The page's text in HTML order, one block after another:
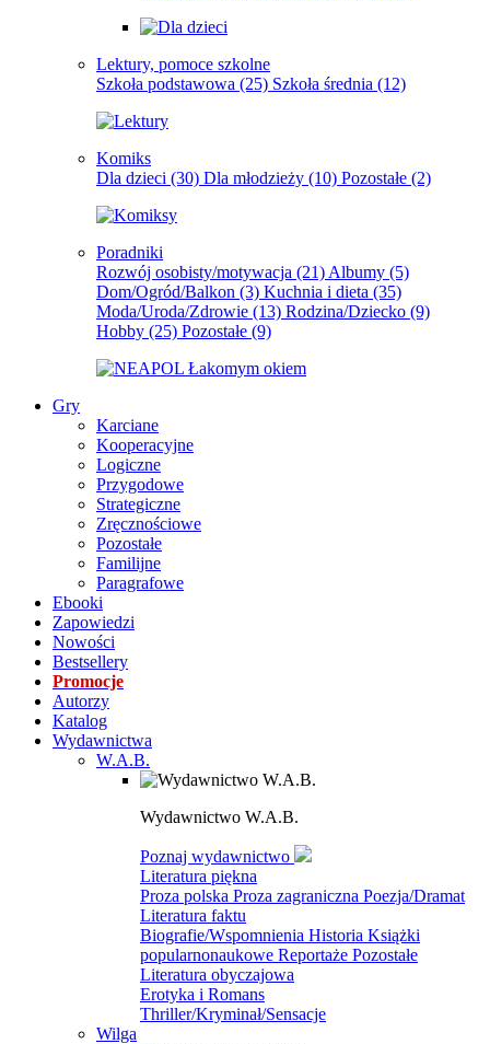
Lektury, pomoce szkolne
Szkoła podstawowa (25) Szkoła średnia (12)
Komiks
Dla dzieci (30) Dla młodzieży (10) Pozostałe (2)
Poradniki
Rozwój osobisty/motywacja (21) Albumy (5)
Dom/Ogród/Balkon (3) Kuchnia i dieta (35)
Moda/Uroda/Zdrowie (13) Rodzina/Dziecko (9)
Hobby (25) Pozostałe (9)
Gry
Karciane
Kooperacyjne
Logiczne
Przygodowe
Strategiczne
Zręcznościowe
Pozostałe
Familijne
Paragrafowe
Ebooki
Zapowiedzi
Nowości
Bestsellery
Promocje
Autorzy
Katalog
Wydawnictwa
W.A.B.
Wydawnictwo W.A.B.
Poznaj wydawnictwo
Literatura piękna
Proza polska Proza zagraniczna Poezja/Dramat
Literatura faktu
Biografie/Wspomnienia Historia Książki
popularnonaukowe Reportaże Pozostałe
Literatura obyczajowa
Erotyka i Romans
Thriller/Kryminał/Sensacje
Wilga